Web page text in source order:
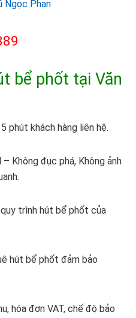
Ngọc Phan
bể phốt tại Văn
phút khách hàng liên hệ.
Không đục phá, Không ảnh
trình hút bể phốt của
hút bể phốt đảm bảo
hóa đơn VAT, chế độ bảo